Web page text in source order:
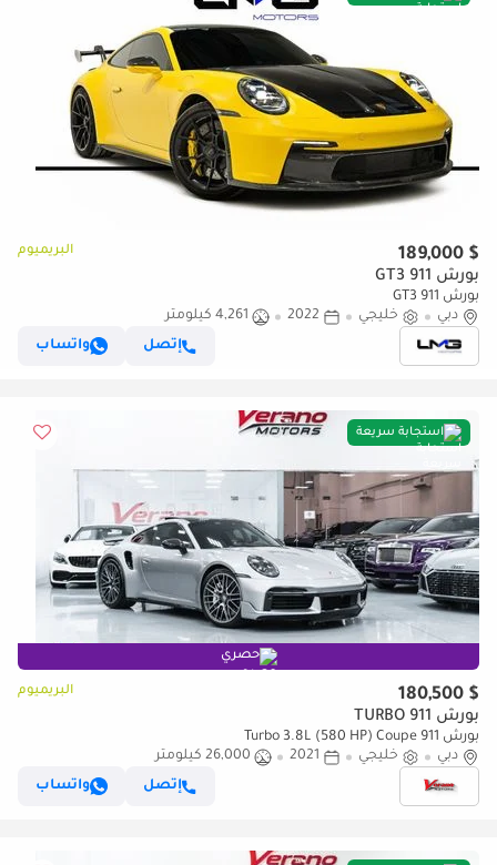
$ 189,000 البريميوم
بورش 911 GT3
بورش 911 GT3
دبي
خليجي 2022
4,261 كيلومتر
إتصل
واتساب
استجابة سريعة
حصري
$ 180,500 البريميوم
بورش 911 TURBO
بورش 911 Turbo 3.8L (580 HP) Coupe
دبي
خليجي 2021
26,000 كيلومتر
إتصل
واتساب